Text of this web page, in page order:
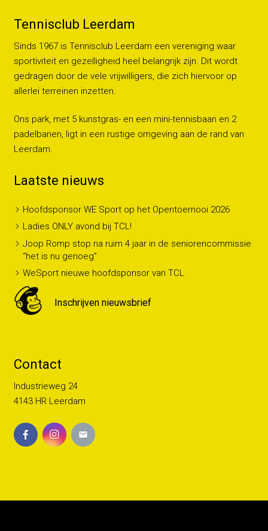
Tennisclub Leerdam
Sinds 1967 is Tennisclub Leerdam een vereniging waar
sportiviteit en gezelligheid heel belangrijk zijn. Dit wordt
gedragen door de vele vrijwilligers, die zich hiervoor op
allerlei terreinen inzetten.
Ons park, met 5 kunstgras- en een mini-tennisbaan en 2
padelbanen, ligt in een rustige omgeving aan de rand van
Leerdam.
Laatste nieuws
Hoofdsponsor WE Sport op het Opentoernooi 2026
Ladies ONLY avond bij TCL!
Joop Romp stop na ruim 4 jaar in de seniorencommissie
“het is nu genoeg”
WeSport nieuwe hoofdsponsor van TCL
Inschrijven nieuwsbrief
Contact
Industrieweg 24
4143 HR Leerdam